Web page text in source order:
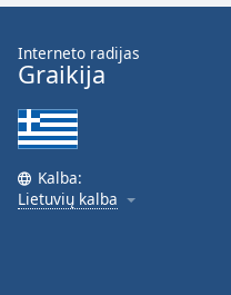
window.
Interneto radijas
Graikija
Kalba:
Lietuvių kalba